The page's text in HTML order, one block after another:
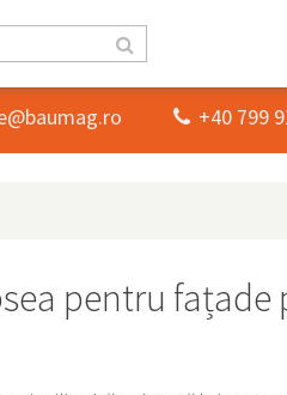
 +40 799
pentru fațade